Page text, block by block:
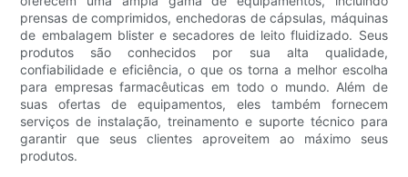
prensas de comprimidos, enchedoras de cápsulas, máquinas
de embalagem blister e secadores de leito fluidizado. Seus
produtos são conhecidos por sua alta qualidade,
confiabilidade e eficiência, o que os torna a melhor escolha
para empresas farmacêuticas em todo o mundo. Além de
suas ofertas de equipamentos, eles também fornecem
serviços de instalação, treinamento e suporte técnico para
garantir que seus clientes aproveitem ao máximo seus
produtos.